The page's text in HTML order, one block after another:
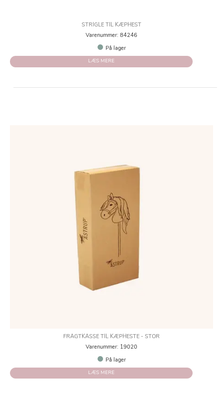
STRIGLE TIL KÆPHEST
Varenummer: 84246
På lager
LÆS MERE
FRAGTKASSE TIL KÆPHESTE - STOR
Varenummer: 19020
På lager
LÆS MERE